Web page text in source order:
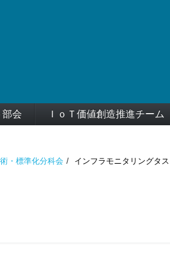
会 ＩｏＴ価値創造推進チーム
・標準化分科会 インフラモニタリングタ